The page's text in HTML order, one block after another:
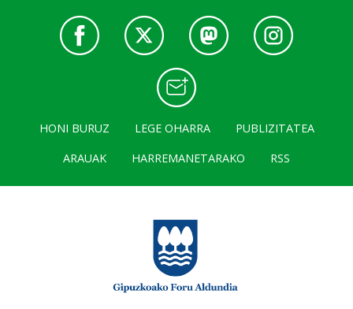
HONI BURUZ LEGE OHARRA
PUBLIZITATEA
ARAUAK
HARREMANETARAKO RSS